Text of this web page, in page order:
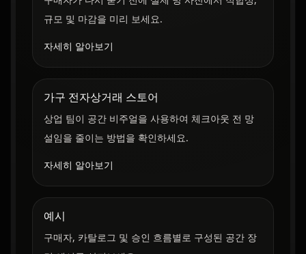
규모 및 마감을 미리 보세요.
자세히 알아보기
가구 전자상거래 스토어
상업 팀이 공간 비주얼을 사용하여 체크아웃 전 망
설임을 줄이는 방법을 확인하세요.
자세히 알아보기
예시
구매자, 카탈로그 및 승인 흐름별로 구성된 공간 장